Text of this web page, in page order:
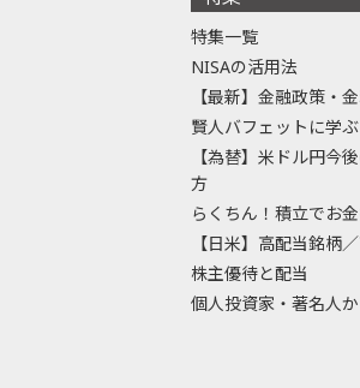
特集一覧
NISAの活用法
【最新】金融政策・
賢人バフェットに学ぶ
【為替】米ドル円今
方
らくちん！積立でお
【日米】高配当銘柄
株主優待と配当
個人投資家・著名人